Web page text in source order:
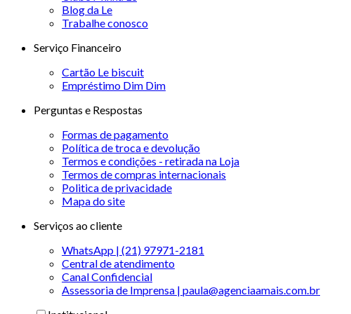
Blog da Le
Trabalhe conosco
Serviço Financeiro
Cartão Le biscuit
Empréstimo Dim Dim
Perguntas e Respostas
Formas de pagamento
Política de troca e devolução
Termos e condições - retirada na Loja
Termos de compras internacionais
Politica de privacidade
Mapa do site
Serviços ao cliente
WhatsApp | (21) 97971-2181
Central de atendimento
Canal Confidencial
Assessoria de Imprensa | paula@agenciaamais.com.br